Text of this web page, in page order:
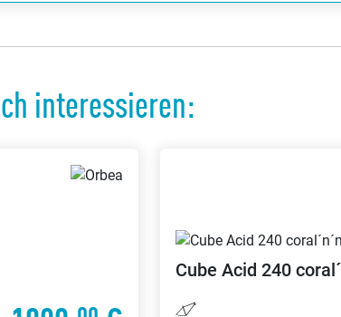
interessieren:
Cube Acid 240